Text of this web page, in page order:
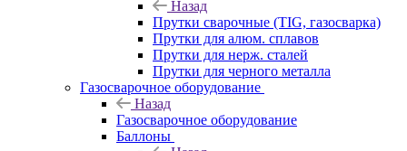
Назад
Прутки сварочные (TIG, газосварка)
Прутки для алюм. сплавов
Прутки для нерж. сталей
Прутки для черного металла
Газосварочное оборудование
Назад
Газосварочное оборудование
Баллоны